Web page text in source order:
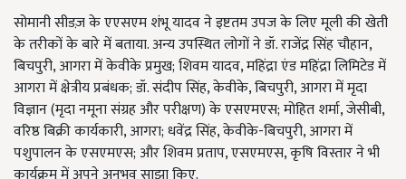
सोमानी सीडज़ के एएसएम शंभू यादव ने इष्टतम उपज के लिए मूली की खेती
के तरीकों के बारे में बताया. अन्य उपस्थित लोगों ने डॉ. राजेंद्र सिंह चौहान,
बिचपुरी, आगरा में केवीके प्रमुख; शिवम यादव, महिंद्रा एंड महिंद्रा लिमिटेड में
आगरा में क्षेत्रीय प्रबंधक; डॉ. संदीप सिंह, केवीके, बिचपुरी, आगरा में मृदा
विज्ञान (मृदा नमूना संग्रह और परीक्षण) के एसएमएस; मोहित शर्मा, जेसीबी,
वरिष्ठ बिक्री कार्यकारी, आगरा; धवेंद्र सिंह, केवीके-बिचपुरी, आगरा में
पशुपालन के एसएमएस; और शिवम प्रताप, एसएमएस, कृषि विस्तार ने भी